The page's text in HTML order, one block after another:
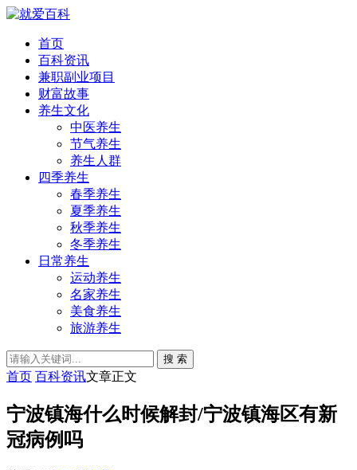
首页
百科资讯
兼职副业项目
财富故事
养生文化
中医养生
节气养生
养生人群
四季养生
春季养生
夏季养生
秋季养生
冬季养生
日常养生
运动养生
名家养生
美食养生
旅游养生
搜 索
首页 百科资讯文章正文
宁波镇海什么时候解封/宁波镇海区有新
冠病例吗